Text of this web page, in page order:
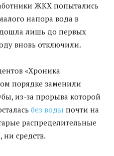
ЖКХ попытались
напора вода в
лишь до первых
вновь отключили.
«Хроника
порядке заменили
из-за прорыва которой
без воды почти на
распределительные
средств.